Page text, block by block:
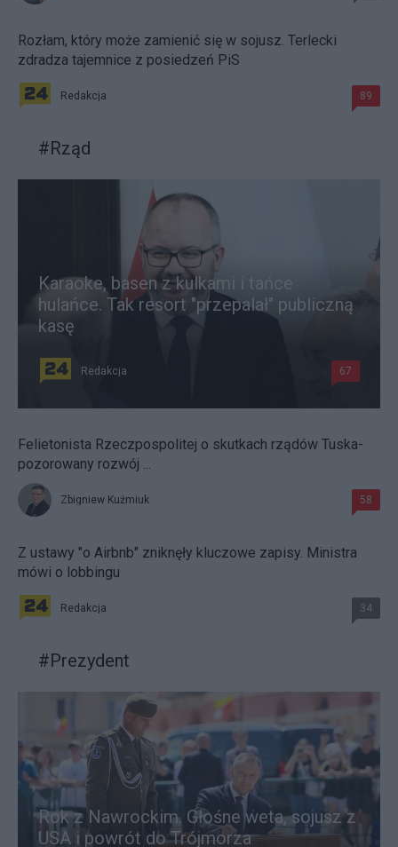
Rozłam, który może zamienić się w sojusz. Terlecki
zdradza tajemnice z posiedzeń PiS
Redakcja 89
#Rząd
Karaoke, basen z kulkami i tańce
hulańce. Tak resort "przepalał" publiczną
kasę
Redakcja 67
Felietonista Rzeczpospolitej o skutkach rządów Tuska-
pozorowany rozwój ...
Zbigniew Kuźmiuk 58
Z ustawy "o Airbnb" zniknęły kluczowe zapisy. Ministra
mówi o lobbingu
Redakcja 34
#Prezydent
Rok z Nawrockim. Głośne weta, sojusz z
USA i powrót do Trójmorza